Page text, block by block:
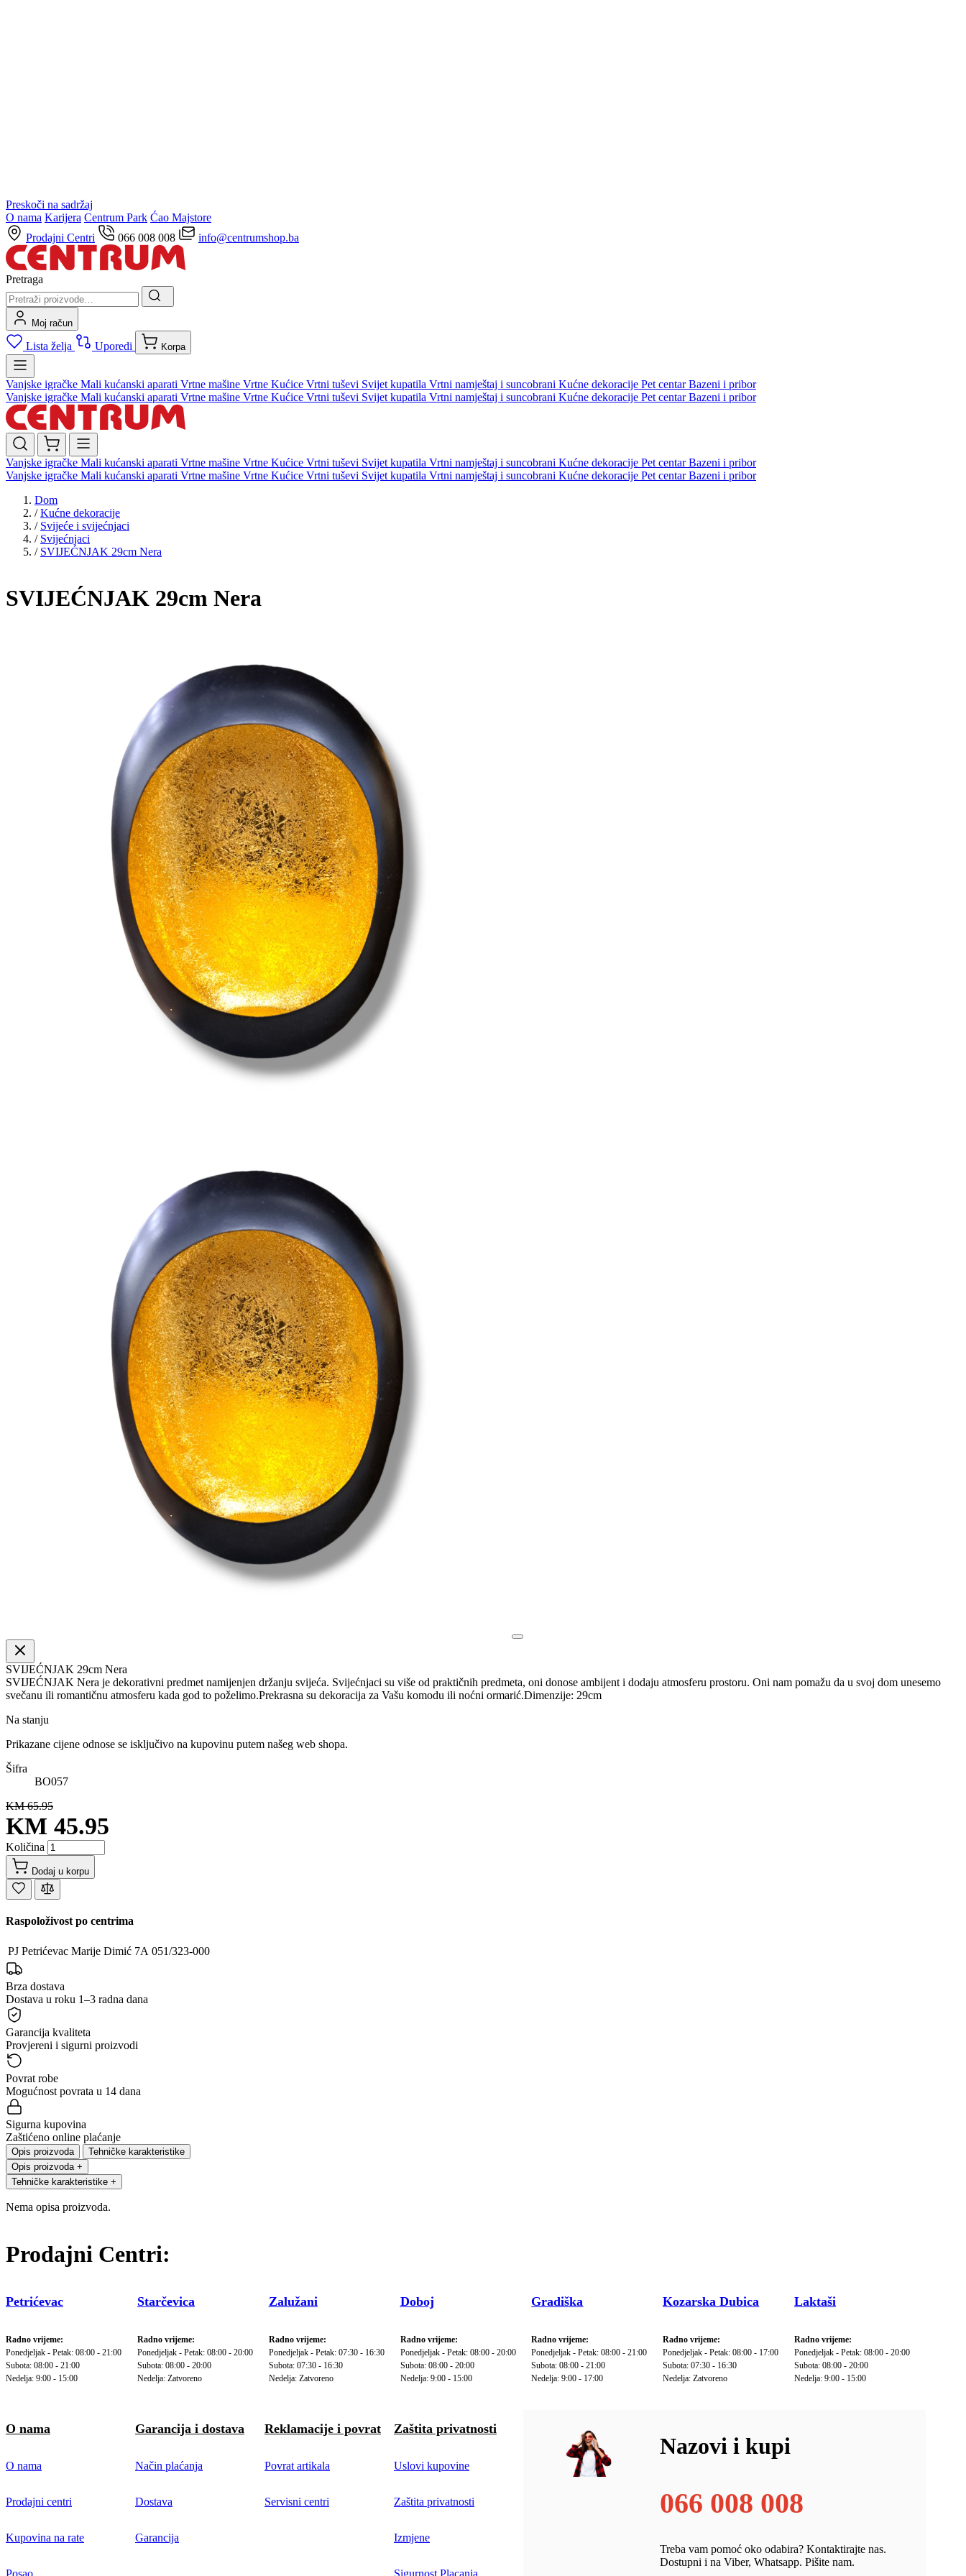
Preskoči na sadržaj
O nama Karijera Centrum Park Ćao Majstore
Prodajni Centri
066 008 008 info@centrumshop.ba
Pretraga
Moj račun
Lista želja Uporedi Korpa
Vanjske igračke Mali kućanski aparati Vrtne mašine Vrtne Kućice Vrtni tuševi Svijet kupatila Vrtni namještaj i suncobrani Kućne dekoracije Pet centarBazeni i pribor
Vanjske igračke Mali kućanski aparati Vrtne mašine Vrtne Kućice Vrtni tuševi Svijet kupatila Vrtni namještaj i suncobrani Kućne dekoracije Pet centarBazeni i pribor
Vanjske igračke Mali kućanski aparati Vrtne mašine Vrtne Kućice Vrtni tuševi Svijet kupatila Vrtni namještaj i suncobrani Kućne dekoracije Pet centarBazeni i pribor
Vanjske igračke Mali kućanski aparati Vrtne mašine Vrtne Kućice Vrtni tuševi Svijet kupatila Vrtni namještaj i suncobrani Kućne dekoracije Pet centarBazeni i pribor
Dom
/ Kućne dekoracije
/ Svijeće i svijećnjaci
/ Svijećnjaci
/ SVIJEĆNJAK 29cm Nera
SVIJEĆNJAK 29cm Nera
SVIJEĆNJAK 29cm Nera
SVIJEĆNJAK Nera je dekorativni predmet namijenjen držanju svijeća. Svijećnjaci su više od praktičnih predmeta, oni donose ambijent i dodaju atmosferu prostoru. Oni nam pomažu da u svoj dom unesemo
svečanu ili romantičnu atmosferu kada god to poželimo.Prekrasna su dekoracija za Vašu komodu ili noćni ormarić.Dimenzije: 29cm
Na stanju
Prikazane cijene odnose se isključivo na kupovinu putem našeg web shopa.
Šifra
BO057
KM 65.95
KM 45.95
Količina
Dodaj u korpu
Raspoloživost po centrima
PJ Petrićevac Marije Dimić 7A 051/323-000
Brza dostava
Dostava u roku 1–3 radna dana
Garancija kvaliteta
Provjereni i sigurni proizvodi
Povrat robe
Mogućnost povrata u 14 dana
Sigurna kupovina
Zaštićeno online plaćanje
Opis proizvoda
Tehničke karakteristike
Opis proizvoda +
Tehničke karakteristike +
Nema opisa proizvoda.
Prodajni Centri:
Petrićevac
Radno vrijeme:
Ponedjeljak - Petak: 08:00 - 21:00
Subota: 08:00 - 21:00
Nedelja: 9:00 - 15:00
Starčevica
Radno vrijeme:
Ponedjeljak - Petak: 08:00 - 20:00
Subota: 08:00 - 20:00
Nedelja: Zatvoreno
Zalužani
Radno vrijeme:
Ponedjeljak - Petak: 07:30 - 16:30
Subota: 07:30 - 16:30
Nedelja: Zatvoreno
Doboj
Radno vrijeme:
Ponedjeljak - Petak: 08:00 - 20:00
Subota: 08:00 - 20:00
Nedelja: 9:00 - 15:00
Gradiška
Radno vrijeme:
Ponedjeljak - Petak: 08:00 - 21:00
Subota: 08:00 - 21:00
Nedelja: 9:00 - 17:00
Kozarska Dubica
Radno vrijeme:
Ponedjeljak - Petak: 08:00 - 17:00
Subota: 07:30 - 16:30
Nedelja: Zatvoreno
Laktaši
Radno vrijeme:
Ponedjeljak - Petak: 08:00 - 20:00
Subota: 08:00 - 20:00
Nedelja: 9:00 - 15:00
O nama
O nama
Prodajni centri
Kupovina na rate
Garancija i dostava
Način plaćanja
Dostava
Garancija
Reklamacije i povrat
Povrat artikala
Servisni centri
Zaštita privatnosti
Uslovi kupovine
Zaštita privatnosti
Izmjene
Nazovi i kupi
066 008 008
Treba vam pomoć oko odabira? Kontaktirajte nas.
Dostupni i na Viber, Whatsapp. Pišite nam.